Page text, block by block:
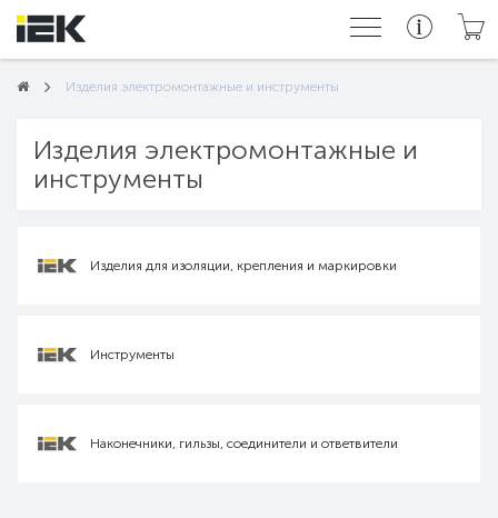
Изделия электромонтажные и инструменты
Изделия электромонтажные и
инструменты
Изделия для изоляции, крепления и маркировки
Инструменты
Наконечники, гильзы, соединители и ответвители